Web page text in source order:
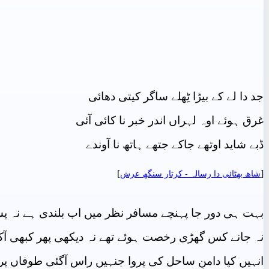
جد دا لے کے بیڑا ٹِھلے ساگر کیتی دھائی
غرق ہوئے اوہ لہراں اندر خبر نا کائی آئی
ڈبے شاید اوتھے جاکے جتھے ہاتھ نا آوندے
[شاھ بهٹائی دا رسالہ - کرتار سنگھ عرش]
بہت ہی دور جا پہنچے مسافر نظر میں اب بلندی ہے نہ
نہ جانے کس گھڑی رخصت ہوئے تھے نہ دیکھی پھر کبھی
انہیں کیا دامنِ ساحل کی پروا جنہیں راس آگئی طوفاں